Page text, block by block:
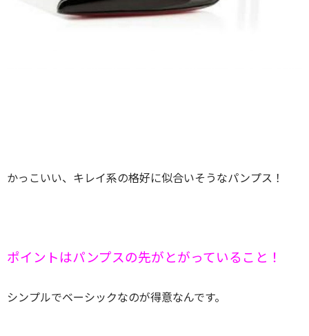
かっこいい、キレイ系の格好に似合いそうなパンプス！
ポイントはパンプスの先がとがっていること！
シンプルでベーシックなのが得意なんです。